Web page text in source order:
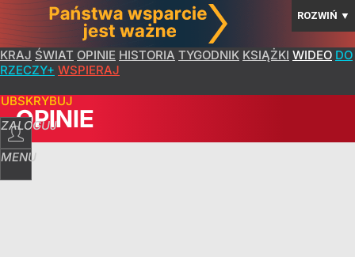
ROZWIŃ ▼
KRAJ ŚWIAT OPINIE HISTORIA TYGODNIK KSIĄŻKI WIDEO DO
RZECZY+ WSPIERAJ
ZALOGUJ
MENU
OPINIE